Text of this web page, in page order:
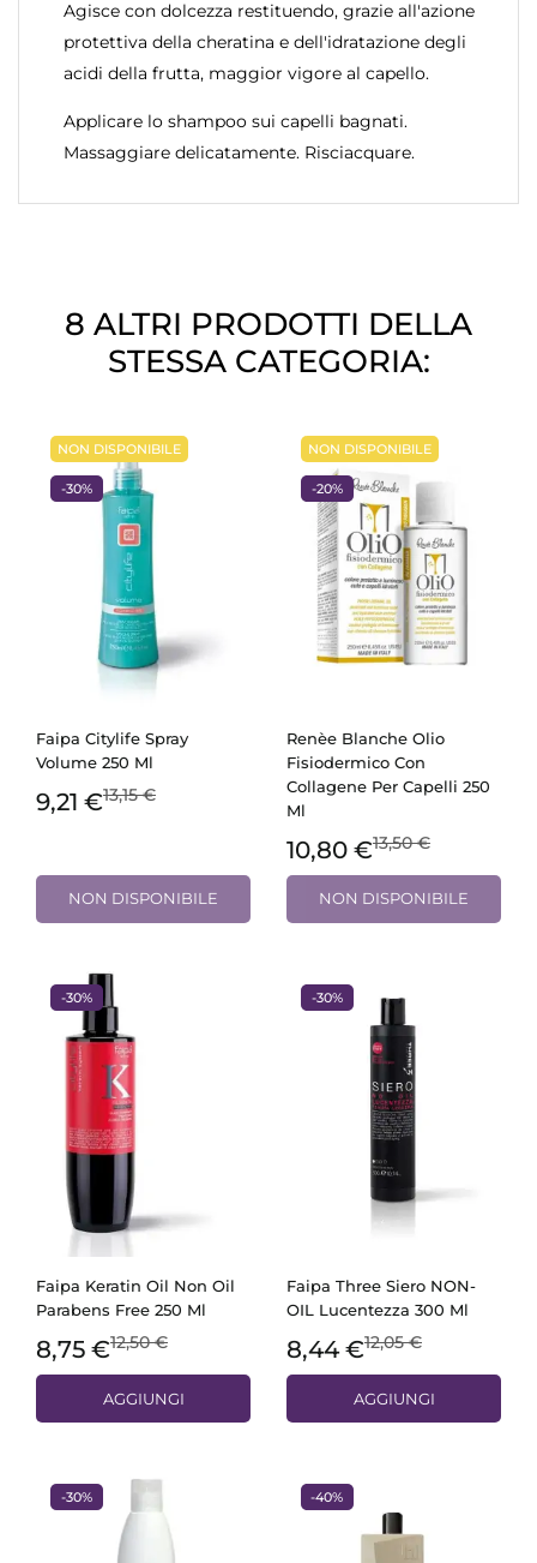
Agisce con dolcezza restituendo, grazie all'azione
protettiva della cheratina e dell'idratazione degli
acidi della frutta, maggior vigore al capello.
Applicare lo shampoo sui capelli bagnati.
Massaggiare delicatamente. Risciacquare.
8 ALTRI PRODOTTI DELLA
STESSA CATEGORIA:
Faipa Citylife Spray
Volume 250 Ml
9,21 €13,15 €
NON DISPONIBILE
NON DISPONIBILE
-30%
Renèe Blanche Olio
Fisiodermico Con
Collagene Per Capelli 250
Ml
10,80 €13,50 €
NON DISPONIBILE
NON DISPONIBILE
-20%
Faipa Keratin Oil Non Oil
Parabens Free 250 Ml
8,75 €12,50 €
AGGIUNGI
-30%
Faipa Three Siero NON-
OIL Lucentezza 300 Ml
8,44 €12,05 €
AGGIUNGI
-30%
-30% -40%